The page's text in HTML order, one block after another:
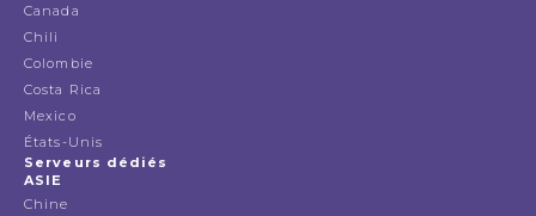
Canada
Chili
Colombie
Costa Rica
Mexico
États-Unis
Serveurs dédiés
ASIE
Chine